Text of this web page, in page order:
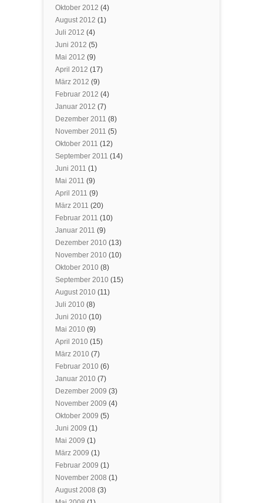
Oktober 2012 (4)
August 2012 (1)
Juli 2012 (4)
Juni 2012 (5)
Mai 2012 (9)
April 2012 (17)
März 2012 (9)
Februar 2012 (4)
Januar 2012 (7)
Dezember 2011 (8)
November 2011 (5)
Oktober 2011 (12)
September 2011 (14)
Juni 2011 (1)
Mai 2011 (9)
April 2011 (9)
März 2011 (20)
Februar 2011 (10)
Januar 2011 (9)
Dezember 2010 (13)
November 2010 (10)
Oktober 2010 (8)
September 2010 (15)
August 2010 (11)
Juli 2010 (8)
Juni 2010 (10)
Mai 2010 (9)
April 2010 (15)
März 2010 (7)
Februar 2010 (6)
Januar 2010 (7)
Dezember 2009 (3)
November 2009 (4)
Oktober 2009 (5)
Juni 2009 (1)
Mai 2009 (1)
März 2009 (1)
Februar 2009 (1)
November 2008 (1)
August 2008 (3)